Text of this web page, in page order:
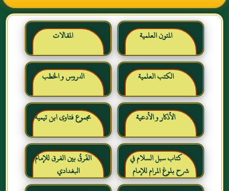
المتون العلمية المقالات
الكتب العلمية الدروس و الخطب
الأذكار و الأدعية مجموع فتاوى ابن تيمية
كتاب سبل السلام في
شرح بلوغ المرام للإمام
الصنعاني رحمه الله
الفَرقُ بين الفرق للإمام
البغدادي